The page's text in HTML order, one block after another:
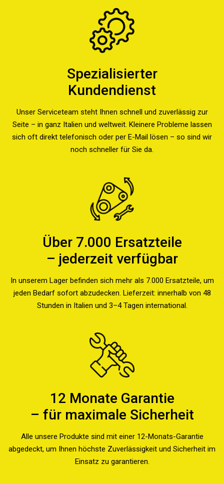
Spezialisierter
Kundendienst
Unser Serviceteam steht Ihnen schnell und zuverlässig zur
Seite – in ganz Italien und weltweit. Kleinere Probleme lassen
sich oft direkt telefonisch oder per E-Mail lösen – so sind wir
noch schneller für Sie da.
Über 7.000 Ersatzteile
– jederzeit verfügbar
In unserem Lager befinden sich mehr als 7.000 Ersatzteile, um
jeden Bedarf sofort abzudecken. Lieferzeit: innerhalb von 48
Stunden in Italien und 3–4 Tagen international.
12 Monate Garantie
– für maximale Sicherheit
Alle unsere Produkte sind mit einer 12-Monats-Garantie
abgedeckt, um Ihnen höchste Zuverlässigkeit und Sicherheit im
Einsatz zu garantieren.